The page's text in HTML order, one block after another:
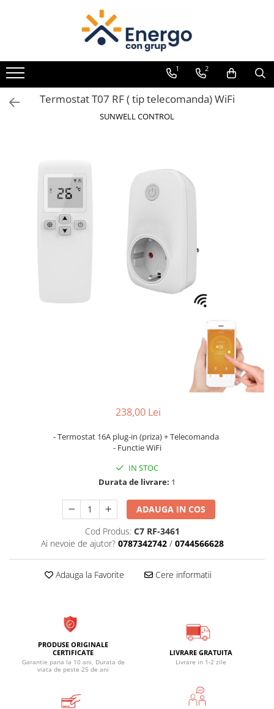
1 2
Termostat T07 RF ( tip telecomanda) WiFi
SUNWELL CONTROL
238,00 Lei
- Termostat 16A plug-in (priza) + Telecomanda
- Functie WiFi
IN STOC
Durata de livrare: 1
ADAUGA IN COS
Cod Produs: C7 RF-3461
Ai nevoie de ajutor? 0787342742 / 0744566628
Adauga la Favorite Cere informatii
PRODUSE ORIGINALE
CERTIFICATE
Garantie pana la 10 ani, Durata de
viata de peste 25 de ani
LIVRARE GRATUITA
Livrare in 1-2 zile